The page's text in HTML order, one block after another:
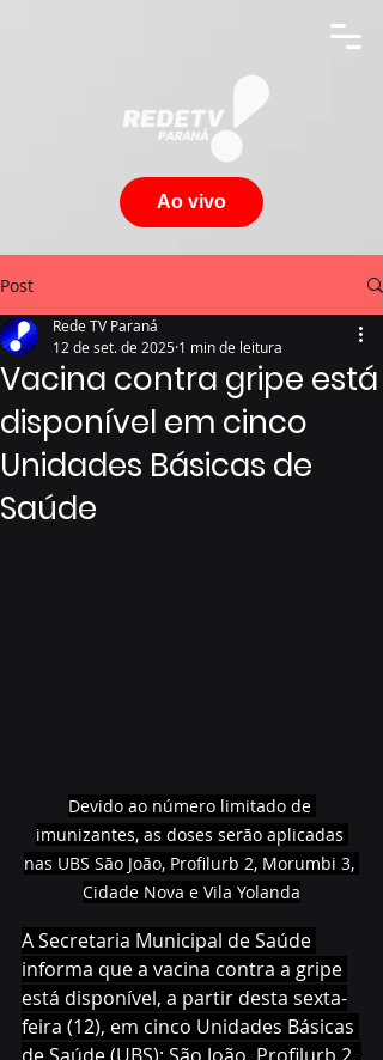
Ao vivo
Post
Vacina contra gripe está
disponível em cinco
Unidades Básicas de
Saúde
Rede TV Paraná
12 de set. de 2025 1 min de leitura
Devido ao número limitado de
imunizantes, as doses serão aplicadas
nas UBS São João, Profilurb 2, Morumbi 3,
Cidade Nova e Vila Yolanda
A Secretaria Municipal de Saúde
informa que a vacina contra a gripe
está disponível, a partir desta sexta-
feira (12), em cinco Unidades Básicas